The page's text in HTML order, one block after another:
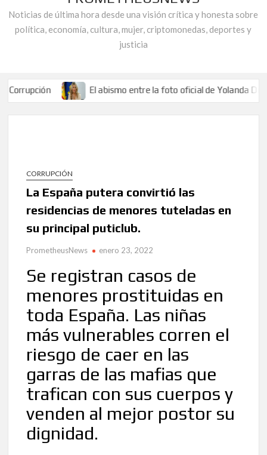
Noticias de última hora desde una visión crítica y honesta sobre
política, economía, cultura, mujer, criptomonedas, deportes y
justicia
El abismo entre la foto oficial de Yolanda Díaz y la miseria
asociación «Alianza Contra la Corrupción» responde a Juan Carlos
CORRUPCIÓN
La España putera convirtió las
residencias de menores tuteladas en
su principal puticlub.
PrometheusNews enero 23, 2022
Se registran casos de
menores prostituidas en
toda España. Las niñas
más vulnerables corren el
riesgo de caer en las
garras de las mafias que
trafican con sus cuerpos y
venden al mejor postor su
dignidad.